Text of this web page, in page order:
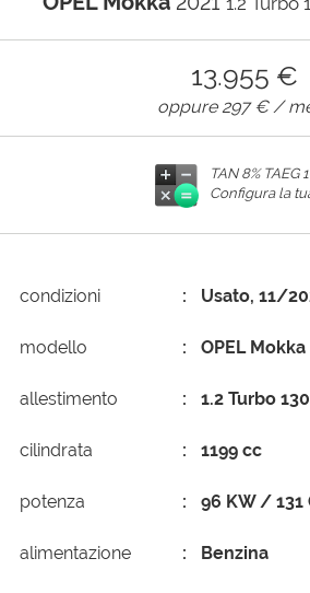
13.955 €
oppure297 €/
TAN 8% TAEG
Configura la
condizioni Usato, 11/
modello OPEL Mokka
allestimento 1.2 Turbo
cilindrata 1199 cc
potenza 96 KW / 131
alimentazione Benzina